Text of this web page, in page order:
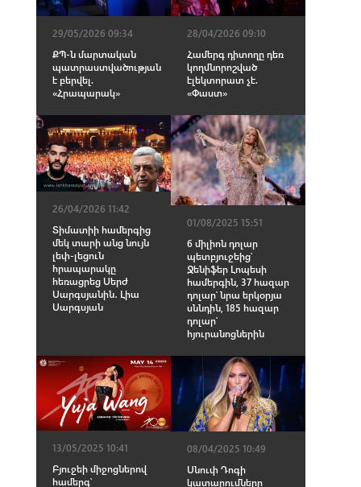
29/05/2026 09:34
ՔՊ-ն մարտական
պատրաստվածության
է բերվել.
«Հրապարակ»
28/04/2026 09:10
Համերգ դիտողը դեռ
կողմնորոշված
էլեկտորատ չէ.
«Փաստ»
26/04/2026 11:42
Տիմատիի համերգից
մեկ տարի անց նույն
լեփ-լեցուն
հրապարակը
հեռացրեց Սերժ
Սարգսյանին․ Լիա
Սարգսյան
01/08/2025 15:51
6 միլիոն դոլար
պետբյուջեից՝
Ջենիֆեր Լոպեսի
համերգին, 37 հազար
դոլար՝ նրա երկօրյա
սննդին, 185 հազար
դոլար՝
հյուրանոցներին
13/05/2025 10:41
Բյուջեի միջոցներով
համերգ՝
08/04/2025 10:49
Սնուփ Դոգի
կատարումները